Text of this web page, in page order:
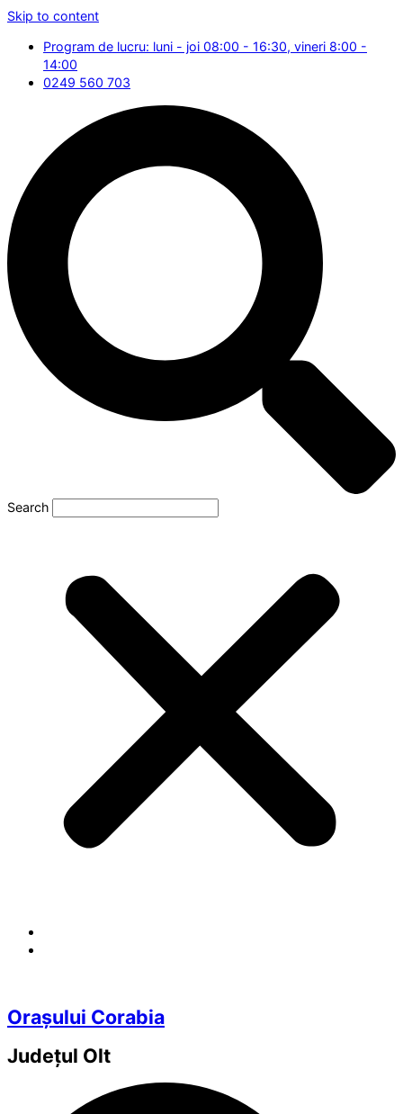
Skip to content
Program de lucru: luni - joi 08:00 - 16:30, vineri 8:00 -
14:00
0249 560 703
Search
Orașului Corabia
Județul Olt